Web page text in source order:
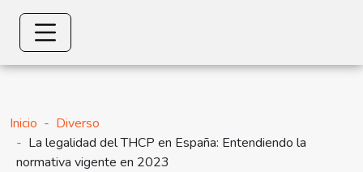
Inicio
Diverso
La legalidad del THCP en España: Entendiendo la
normativa vigente en 2023